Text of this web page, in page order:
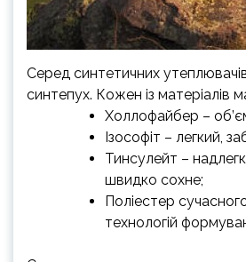
Серед синтетичних
синтепух. Кожен із матеріалів
Холлофайбер –
Ізософіт – легкий,
Тинсулейт –
швидко сохне;
Поліестер
технологій